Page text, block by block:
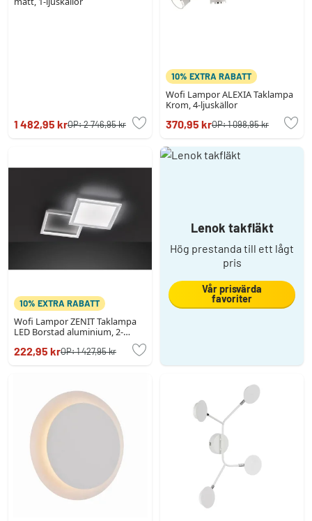
1 482,95 krOP:2 746,95 kr
10% EXTRA RABATT
Wofi Lampor ALEXIA Taklampa
Krom, 4-ljuskällor
370,95 krOP:1 098,95 kr
10% EXTRA RABATT
Wofi Lampor ZENIT Taklampa
LED Borstad aluminium, 2-
222,95 krOP:1 427,95 kr
Lenok takfläkt
Hög prestanda till ett lågt
pris
Vår prisvärda
favoriter